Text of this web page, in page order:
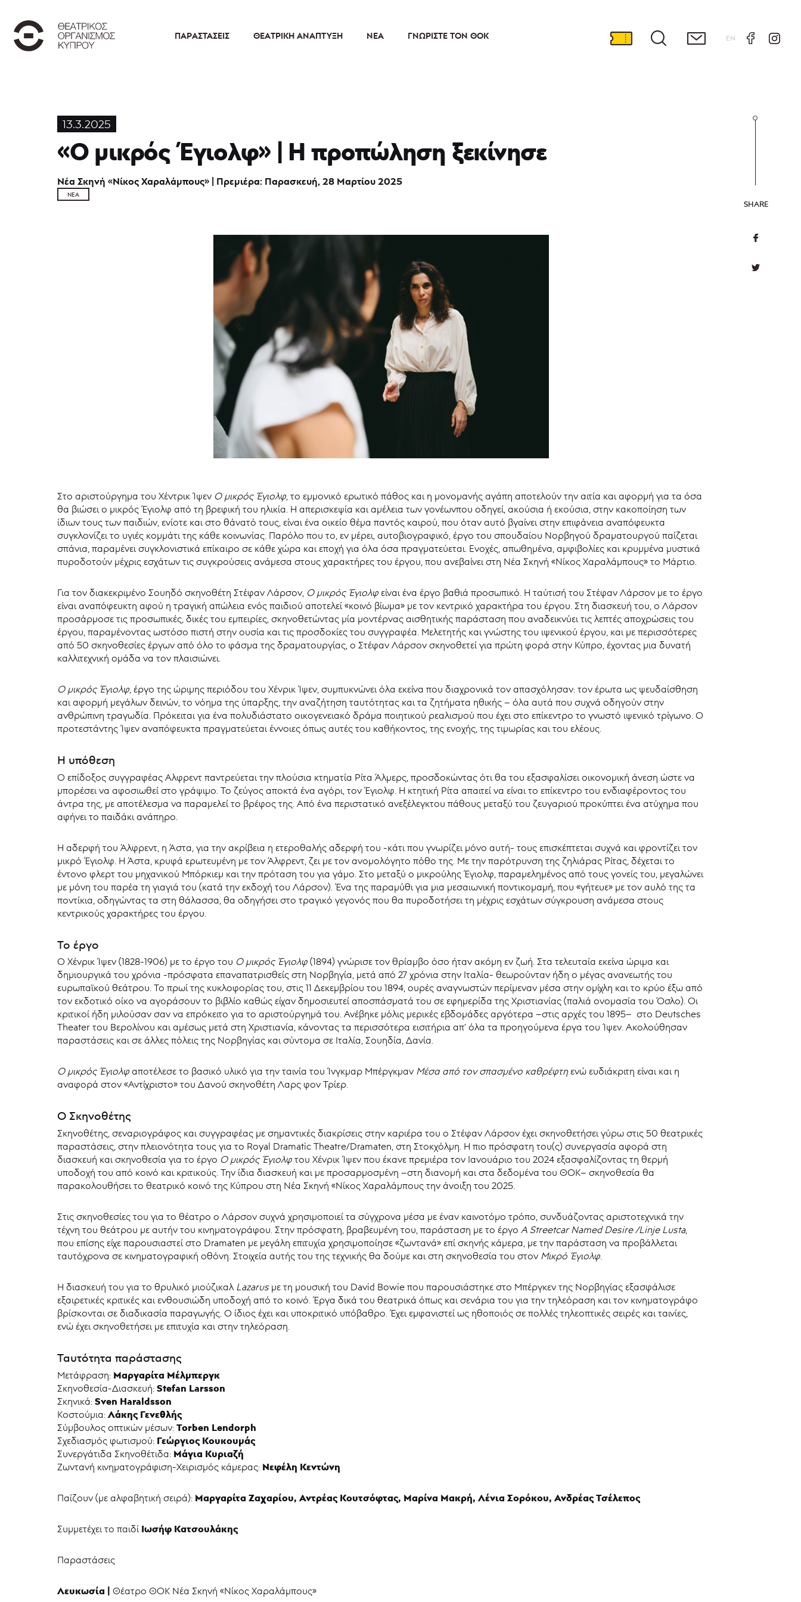
ΠΑΡΑΣΤΆΣΕΙΣ ΘΕΑΤΡΙΚΉ ΑΝΆΠΤΥΞΗ ΝΈΑ ΓΝΩΡΊΣΤΕ ΤΟΝ ΘΟΚ EN
13.3.2025
«Ο μικρός Έγιολφ» | Η προπώληση ξεκίνησε
Νέα Σκηνή «Νίκος Χαραλάμπους» | Πρεμιέρα: Παρασκευή, 28 Μαρτίου 2025
ΝΈΑ
SHARE
Στο αριστούργημα του Χέντρικ Ίψεν Ο μικρός Έγιολφ , το εμμονικό ερωτικό πάθος και η μονομανής αγάπη αποτελούν την αιτία και αφορμή για τα όσα
θα βιώσει ο μικρός Έγιολφ από τη βρεφική του ηλικία. Η απερισκεψία και αμέλεια των γονέωνπου οδηγεί, ακούσια ή εκούσια, στην κακοποίηση των
ίδιων τους των παιδιών, ενίοτε και στο θάνατό τους, είναι ένα οικείο θέμα παντός καιρού, που όταν αυτό βγαίνει στην επιφάνεια αναπόφευκτα
συγκλονίζει το υγιές κομμάτι της κάθε κοινωνίας. Παρόλο που το, εν μέρει, αυτοβιογραφικό, έργο του σπουδαίου Νορβηγού δραματουργού παίζεται
σπάνια, παραμένει συγκλονιστικά επίκαιρο σε κάθε χώρα και εποχή για όλα όσα πραγματεύεται. Ενοχές, απωθημένα, αμφιβολίες και κρυμμένα μυστικά
πυροδοτούν μέχρις εσχάτων τις συγκρούσεις ανάμεσα στους χαρακτήρες του έργου, που ανεβαίνει στη Νέα Σκηνή «Νίκος Χαραλάμπους» το Μάρτιο.
Για τον διακεκριμένο Σουηδό σκηνοθέτη Στέφαν Λάρσον, Ο μικρός Έγιολφ είναι ένα έργο βαθιά προσωπικό. Η ταύτισή του Στέφαν Λάρσον με το έργο
είναι αναπόφευκτη αφού η τραγική απώλεια ενός παιδιού αποτελεί «κοινό βίωμα» με τον κεντρικό χαρακτήρα του έργου. Στη διασκευή του, ο Λάρσον
προσάρμοσε τις προσωπικές, δικές του εμπειρίες, σκηνοθετώντας μία μοντέρνας αισθητικής παράσταση που αναδεικνύει τις λεπτές αποχρώσεις του
έργου, παραμένοντας ωστόσο πιστή στην ουσία και τις προσδοκίες του συγγραφέα. Μελετητής και γνώστης του ιψενικού έργου, και με περισσότερες
από 50 σκηνοθεσίες έργων από όλο το φάσμα της δραματουργίας, ο Στέφαν Λάρσον σκηνοθετεί για πρώτη φορά στην Κύπρο, έχοντας μια δυνατή
καλλιτεχνική ομάδα να τον πλαισιώνει.
Ο μικρός Έγιολφ , έργο της ώριμης περιόδου του Χένρικ Ίψεν, συμπυκνώνει όλα εκείνα που διαχρονικά τον απασχόλησαν: τον έρωτα ως ψευδαίσθηση
και αφορμή μεγάλων δεινών, το νόημα της ύπαρξης, την αναζήτηση ταυτότητας και τα ζητήματα ηθικής – όλα αυτά που συχνά οδηγούν στην
ανθρώπινη τραγωδία. Πρόκειται για ένα πολυδιάστατο οικογενειακό δράμα ποιητικού ρεαλισμού που έχει στο επίκεντρο το γνωστό ιψενικό τρίγωνο. Ο
προτεστάντης Ίψεν αναπόφευκτα πραγματεύεται έννοιες όπως αυτές του καθήκοντος, της ενοχής, της τιμωρίας και του ελέους.
Η υπόθεση
Ο επίδοξος συγγραφέας Αλφρεντ παντρεύεται την πλούσια κτηματία Ρίτα Άλμερς, προσδοκώντας ότι θα του εξασφαλίσει οικονομική άνεση ώστε να
μπορέσει να αφοσιωθεί στο γράψιμο. Το ζεύγος αποκτά ένα αγόρι, τον Έγιολφ. Η κτητική Ρίτα απαιτεί να είναι το επίκεντρο του ενδιαφέροντος του
άντρα της, με αποτέλεσμα να παραμελεί το βρέφος της. Από ένα περιστατικό ανεξέλεγκτου πάθους μεταξύ του ζευγαριού προκύπτει ένα ατύχημα που
αφήνει το παιδάκι ανάπηρο.
Η αδερφή του Άλφρεντ, η Άστα, για την ακρίβεια η ετεροθαλής αδερφή του -κάτι που γνωρίζει μόνο αυτή- τους επισκέπτεται συχνά και φροντίζει τον
μικρό Έγιολφ. Η Άστα, κρυφά ερωτευμένη με τον Άλφρεντ, ζει με τον ανομολόγητο πόθο της. Με την παρότρυνση της ζηλιάρας Ρίτας, δέχεται το
έντονο φλερτ του μηχανικού Μπόρκιεμ και την πρόταση του για γάμο. Στο μεταξύ ο μικρούλης Έγιολφ, παραμελημένος από τους γονείς του, μεγαλώνει
με μόνη του παρέα τη γιαγιά του (κατά την εκδοχή του Λάρσον). Ένα της παραμύθι για μια μεσαιωνική ποντικομαμή, που «γήτευε» με τον αυλό της τα
ποντίκια, οδηγώντας τα στη θάλασσα, θα οδηγήσει στο τραγικό γεγονός που θα πυροδοτήσει τη μέχρις εσχάτων σύγκρουση ανάμεσα στους
κεντρικούς χαρακτήρες του έργου.
Το έργο
Ο Χένρικ Ίψεν (1828-1906) με το έργο του Ο μικρός Έγιολφ (1894) γνώρισε τον θρίαμβο όσο ήταν ακόμη εν ζωή. Στα τελευταία εκείνα ώριμα και
δημιουργικά του χρόνια -πρόσφατα επαναπατρισθείς στη Νορβηγία, μετά από 27 χρόνια στην Ιταλία- θεωρούνταν ήδη ο μέγας ανανεωτής του
ευρωπαϊκού θεάτρου. Το πρωί της κυκλοφορίας του, στις 11 Δεκεμβρίου του 1894, ουρές αναγνωστών περίμεναν μέσα στην ομίχλη και το κρύο έξω από
τον εκδοτικό οίκο να αγοράσουν το βιβλίο καθώς είχαν δημοσιευτεί αποσπάσματά του σε εφημερίδα της Χριστιανίας (παλιά ονομασία του Όσλο). Οι
κριτικοί ήδη μιλούσαν σαν να επρόκειτο για το αριστούργημά του. Ανέβηκε μόλις μερικές εβδομάδες αργότερα –στις αρχές του 1895– στο Deutsches
Theater του Βερολίνου και αμέσως μετά στη Χριστιανία, κάνοντας τα περισσότερα εισιτήρια απ’ όλα τα προηγούμενα έργα του Ίψεν. Ακολούθησαν
παραστάσεις και σε άλλες πόλεις της Νορβηγίας και σύντομα σε Ιταλία, Σουηδία, Δανία.
Ο μικρός Έγιολφ αποτέλεσε το βασικό υλικό για την ταινία του Ίνγκμαρ Μπέργκμαν Μέσα από τον σπασμένο καθρέφτηενώ ευδιάκριτη είναι και η
αναφορά στον «Αντίχριστο» του Δανού σκηνοθέτη Λαρς φον Τρίερ.
Ο Σκηνοθέτης
Σκηνοθέτης, σεναριογράφος και συγγραφέας με σημαντικές διακρίσεις στην καριέρα του ο Στέφαν Λάρσον έχει σκηνοθετήσει γύρω στις 50 θεατρικές
παραστάσεις, στην πλειονότητα τους για το Royal Dramatic Theatre/Dramaten, στη Στοκχόλμη. Η πιο πρόσφατη του(ς) συνεργασία αφορά στη
διασκευή και σκηνοθεσία για το έργο Ο μικρός Έγιολφ του Χένρικ Ίψεν που έκανε πρεμιέρα τον Ιανουάριο του 2024 εξασφαλίζοντας τη θερμή
υποδοχή του από κοινό και κριτικούς. Την ίδια διασκευή και με προσαρμοσμένη –στη διανομή και στα δεδομένα του ΘΟΚ– σκηνοθεσία θα
παρακολουθήσει το θεατρικό κοινό της Κύπρου στη Νέα Σκηνή «Νίκος Χαραλάμπους την άνοιξη του 2025.
Στις σκηνοθεσίες του για το θέατρο ο Λάρσον συχνά χρησιμοποιεί τα σύγχρονα μέσα με έναν καινοτόμο τρόπο, συνδυάζοντας αριστοτεχνικά την
τέχνη του θεάτρου με αυτήν του κινηματογράφου. Στην πρόσφατη, βραβευμένη του, παράσταση με το έργο A Streetcar Named Desire /Linje Lusta,
που επίσης είχε παρουσιαστεί στο Dramaten με μεγάλη επιτυχία χρησιμοποίησε «ζωντανά» επί σκηνής κάμερα, με την παράσταση να προβάλλεται
ταυτόχρονα σε κινηματογραφική οθόνη. Στοιχεία αυτής του της τεχνικής θα δούμε και στη σκηνοθεσία του στον Μικρό Έγιολφ.
Η διασκευή του για το θρυλικό μιούζικαλ Lazarusμε τη μουσική του David Bowie που παρουσιάστηκε στο Μπέργκεν της Νορβηγίας εξασφάλισε
εξαιρετικές κριτικές και ενθουσιώδη υποδοχή από το κοινό. Έργα δικά του θεατρικά όπως και σενάρια του για την τηλεόραση και τον κινηματογράφο
βρίσκονται σε διαδικασία παραγωγής. Ο ίδιος έχει και υποκριτικό υπόβαθρο. Έχει εμφανιστεί ως ηθοποιός σε πολλές τηλεοπτικές σειρές και ταινίες,
ενώ έχει σκηνοθετήσει με επιτυχία και στην τηλεόραση.
Ταυτότητα παράστασης
Μετάφραση: Μαργαρίτα Μέλμπεργκ
Σκηνοθεσία-Διασκευή: Stefan Larsson
Σκηνικά: Sven Haraldsson
Kοστούμια: Λάκης Γενεθλής
Σύμβουλος οπτικών μέσων: Torben Lendorph
Σχεδιασμός φωτισμού: Γεώργιος Κουκουμάς
Συνεργάτιδα Σκηνοθέτιδα: Μάγια Κυριαζή
Ζωντανή κινηματογράφιση-Χειρισμός κάμερας: Νεφέλη Κεντώνη
Παίζουν (με αλφαβητική σειρά): Μαργαρίτα Ζαχαρίου, Αντρέας Κουτσόφτας, Μαρίνα Μακρή, Λένια Σορόκου, Ανδρέας Τσέλεπος
Συμμετέχει το παιδί Ιωσήφ Κατσουλάκης
Παραστάσεις
Λευκωσία | Θέατρο ΘΟΚ Νέα Σκηνή «Νίκος Χαραλάμπους»